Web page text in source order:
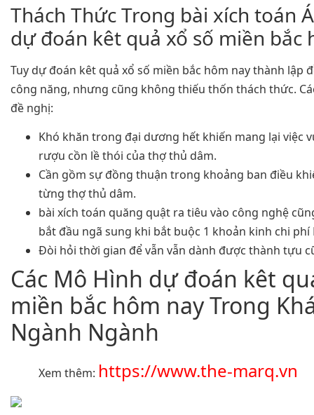
Thách Thức Trong bài xích toán
dự đoán kêt quả xổ số miền bắc
Tuy dự đoán kêt quả xổ số miền bắc hôm nay thành lập
công năng, nhưng cũng không thiếu thốn thách thức.
đề nghị:
Khó khăn trong đại dương hết khiến mang lại việc
rượu cồn lề thói của thợ thủ dâm.
Cần gồm sự đồng thuận trong khoảng ban điều
từng thợ thủ dâm.
bài xích toán quăng quật ra tiêu vào công nghệ
bắt đầu ngã sung khi bắt buộc 1 khoản kinh chi phí
Đòi hỏi thời gian để vẫn vẫn dành được thành tựu
Các Mô Hình dự đoán kêt
miền bắc hôm nay Trong
Ngành Ngành
Xem thêm: https://www.the-marq.vn